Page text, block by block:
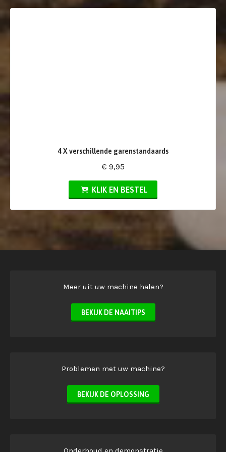
4 X verschillende garenstandaards
€ 9,95
KLIK EN BESTEL
Meer uit uw machine halen?
BEKIJK DE NAAITIPS
Problemen met uw machine?
BEKIJK DE OPLOSSING